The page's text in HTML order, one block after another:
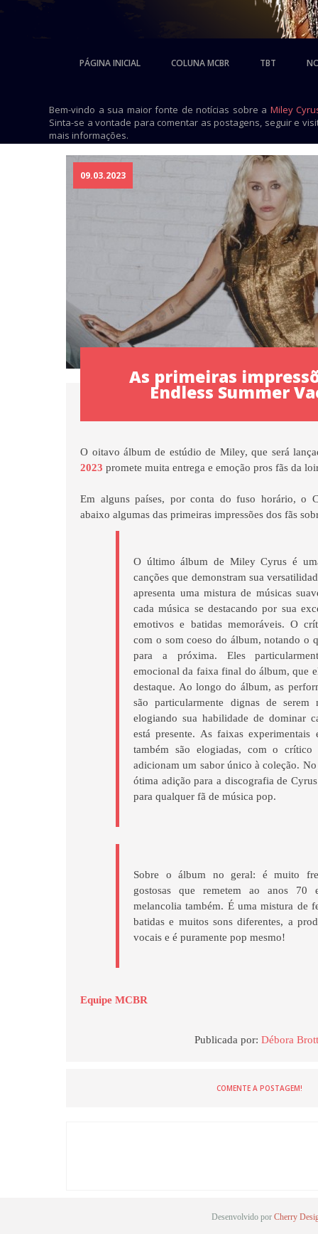
PÁGINA INICIAL COLUNA MCBR TBT
Bem-vindo a sua maior fonte de notícias sobre a Miley
Sinta-se a vontade para comentar as postagens, seguir e
mais informações.
09.03.2023
As primeiras
Endless Summer
O oitavo álbum de estúdio de Miley, que será
2023promete muita entrega e emoção pros fãs da
Em alguns países, por conta do fuso horário, o
abaixo algumas das primeiras impressões dos fãs
O último álbum de Miley Cyrus é
canções que demonstram sua
apresenta uma mistura de músicas
cada música se destacando por sua
emotivos e batidas memoráveis. O
com o som coeso do álbum, notando o
para a próxima. Eles
emocional da faixa final do álbum, que
destaque. Ao longo do álbum, as
são particularmente dignas de
elogiando sua habilidade de dominar
está presente. As faixas
também são elogiadas, com o crítico
adicionam um sabor único à coleção.
ótima adição para a discografia de
para qualquer fã de música pop.
Sobre o álbum no geral: é muito
gostosas que remetem ao anos
melancolia também. É uma mistura de
batidas e muitos sons diferentes, a
vocais e é puramente pop mesmo!
Equipe MCBR
Publicada por:Débora
COMENTE A POSTAGEM!
Desenvolvido por Cherry